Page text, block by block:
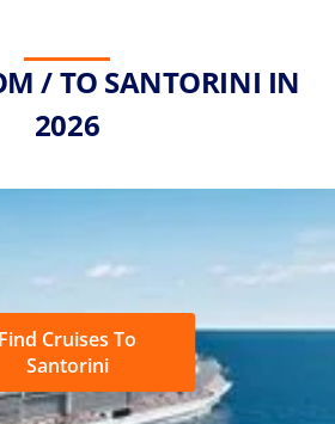
/ TO SANTORINI IN
2026
Find Cruises To
Santorini